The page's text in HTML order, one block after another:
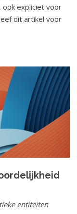
ook expliciet voor
dit artikel voor
entiteiten